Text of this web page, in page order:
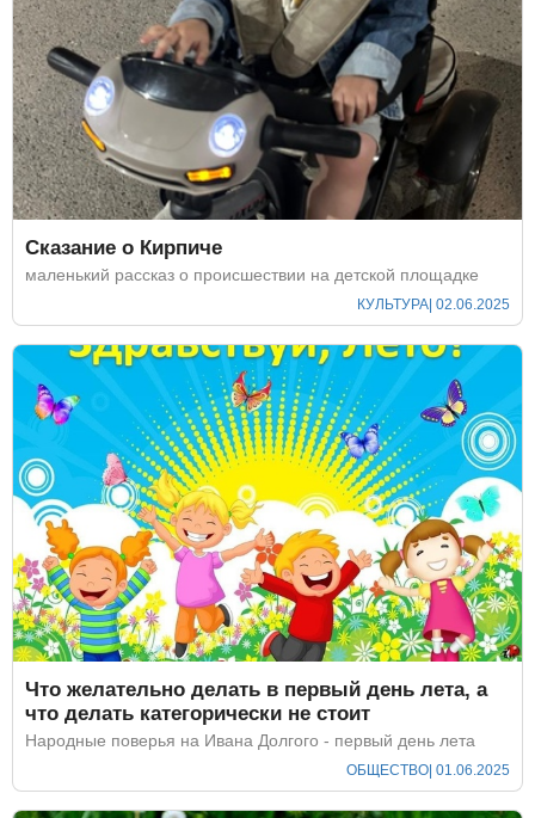
Сказание о Кирпиче
маленький рассказ о происшествии на детской площадке
КУЛЬТУРА| 02.06.2025
Что желательно делать в первый день лета, а
что делать категорически не стоит
Народные поверья на Ивана Долгого - первый день лета
ОБЩЕСТВО | 01.06.2025